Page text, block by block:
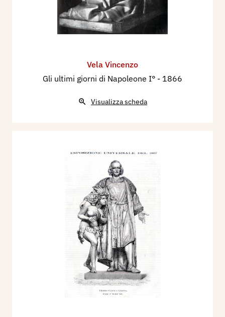
Vela Vincenzo
Gli ultimi giorni di Napoleone I° - 1866
Visualizza scheda